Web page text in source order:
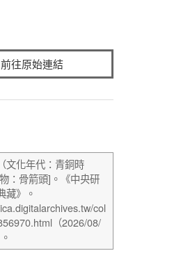
前往原始連結